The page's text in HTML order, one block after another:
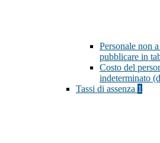
Personale non
pubblicare in
Costo del
indeterminato
Tassi di assenza 1